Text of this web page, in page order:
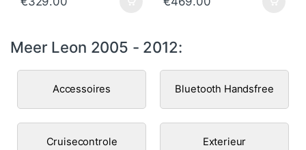
Meer Leon 2005 - 2012:
Accessoires Bluetooth Handsfree
Cruisecontrole Exterieur